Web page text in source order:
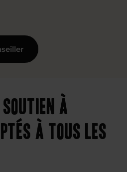
soutien à
à tous les